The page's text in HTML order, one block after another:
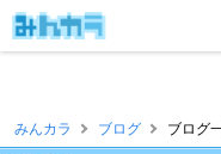
みんカラ ブログ ブログ